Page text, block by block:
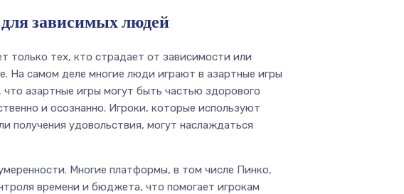
зависимых людей
только тех, кто страдает от зависимости или
На самом деле многие люди играют в азартные игры
азартные игры могут быть частью здорового
и осознанно. Игроки, которые используют
получения удовольствия, могут наслаждаться
Многие платформы, в том числе Пинко,
времени и бюджета, что помогает игрокам